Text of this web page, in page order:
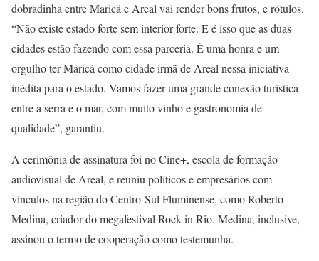
dobradinha entre Maricá e Areal vai render bons frutos, e rótulos.
“Não existe estado forte sem interior forte. E é isso que as duas
cidades estão fazendo com essa parceria. É uma honra e um
orgulho ter Maricá como cidade irmã de Areal nessa iniciativa
inédita para o estado. Vamos fazer uma grande conexão turística
entre a serra e o mar, com muito vinho e gastronomia de
qualidade”, garantiu.
A cerimônia de assinatura foi no Cine+, escola de formação
audiovisual de Areal, e reuniu políticos e empresários com
vínculos na região do Centro-Sul Fluminense, como Roberto
Medina, criador do megafestival Rock in Rio. Medina, inclusive,
assinou o termo de cooperação como testemunha.